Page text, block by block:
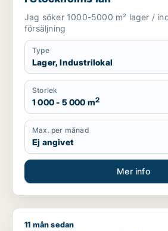
Jag söker 1000-5000 m² lager /
försäljning
Type
Lager, Industrilokal
Storlek
1 000 - 5 000 m2
Max. per månad
Ej angivet
Mer info
Romana söker kontor, lager eller
11 mån sedan